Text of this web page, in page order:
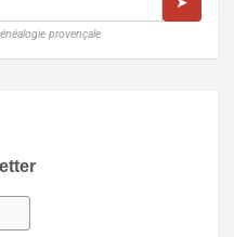
provençale